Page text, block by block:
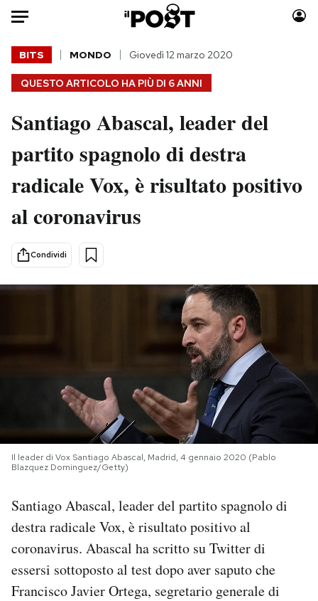
Auto
HOME
Italia
Politica
Tecnologia
Scienza
Cultura
Economia
Sport
Moda
Consumismi
Storie/Idee
Ok Boomer!
Mondiali calcio 2026
PODCAST
NEWSLETTER
I MIEI PREFERITI
CALENDARIO
AREA PERSONALE
QUESTO ARTICOLO HA PIÙ DI 6 ANNI
BITS MONDO Giovedì 12 marzo 2020
Santiago Abascal, leader del
partito spagnolo di destra
radicale Vox, è risultato positivo
al coronavirus
Condividi
Il leader di Vox Santiago Abascal, Madrid, 4 gennaio 2020 (Pablo
Blazquez Dominguez/Getty)
Santiago Abascal, leader del partito spagnolo di
destra radicale Vox, è risultato positivo al
coronavirus. Abascal ha scritto su Twitter di
essersi sottoposto al test dopo aver saputo che
Francisco Javier Ortega, segretario generale di